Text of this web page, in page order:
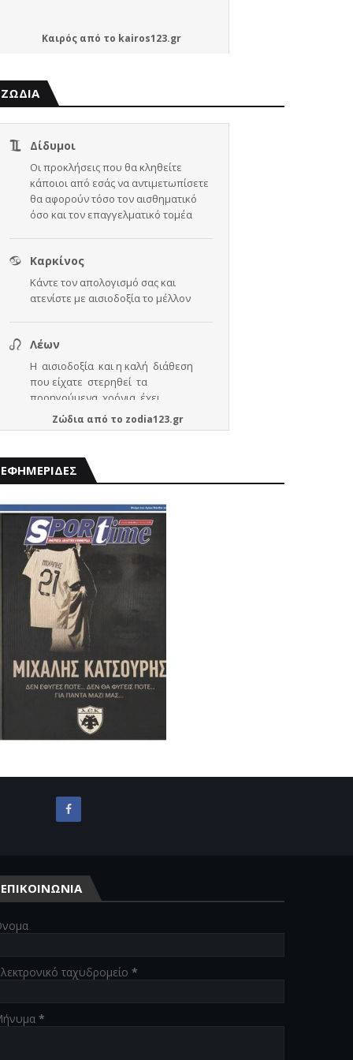
Καιρόςαπό το kairos123.gr
ΖΩΔΙΑ
Ζώδια από το zodia123.gr
ΕΦΗΜΕΡΙΔΕΣ
ΕΠΙΚΟΙΝΩΝΙΑ
ταχυδρομείο *
*